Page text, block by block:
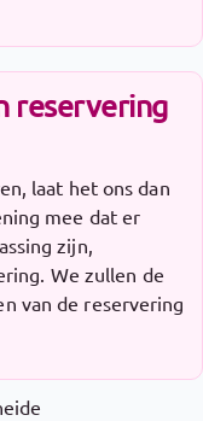
reservering
laat het ons dan
mee dat er
zijn,
We zullen de
van de reservering